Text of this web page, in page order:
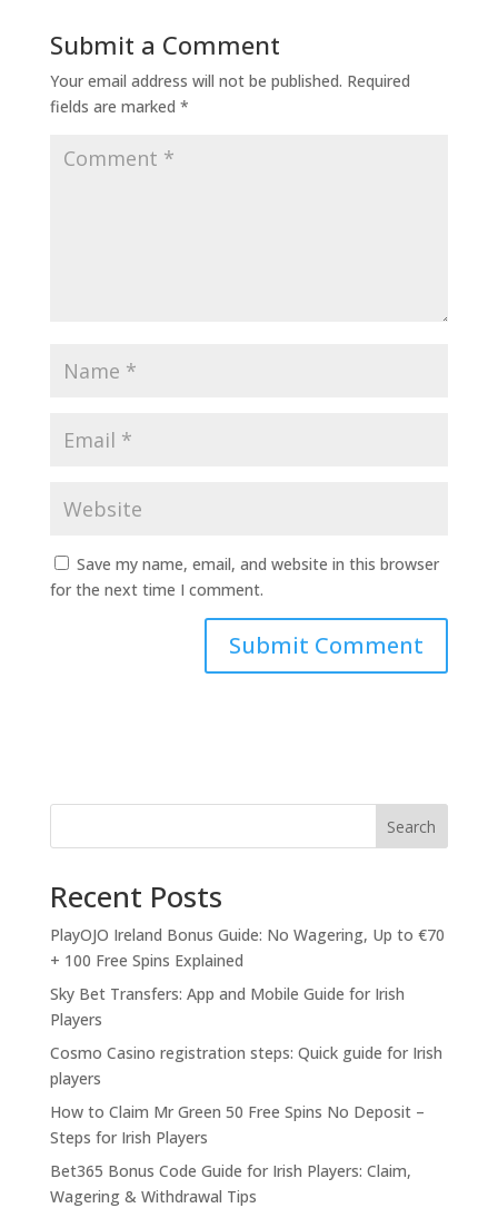
Submit a Comment
Your email address will not be published. Required
fields are marked *
Save my name, email, and website in this browser
for the next time I comment.
Search
Recent Posts
PlayOJO Ireland Bonus Guide: No Wagering, Up to €70
+ 100 Free Spins Explained
Sky Bet Transfers: App and Mobile Guide for Irish
Players
Cosmo Casino registration steps: Quick guide for Irish
players
How to Claim Mr Green 50 Free Spins No Deposit –
Steps for Irish Players
Bet365 Bonus Code Guide for Irish Players: Claim,
Wagering & Withdrawal Tips